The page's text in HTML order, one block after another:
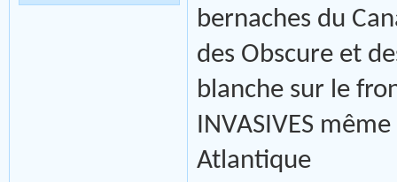
bernaches du
des Obscure et
blanche sur le
INVASIVES
Atlantique